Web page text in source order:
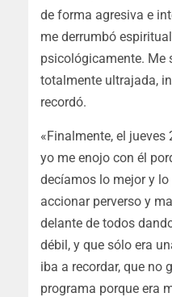
de forma agresiva e
me derrumbó
psicológicamente. Me
totalmente ultrajada,
recordó.
«Finalmente, el jueves
yo me enojo con él
decíamos lo mejor y lo
accionar perverso y
delante de todos
débil, y que sólo era
iba a recordar, que no
programa porque era